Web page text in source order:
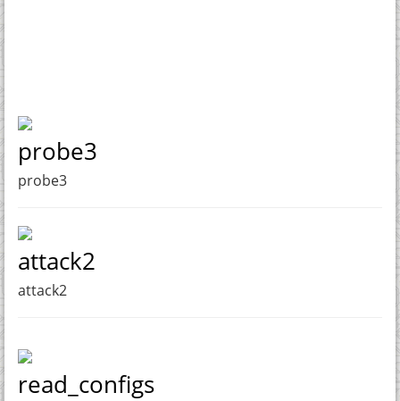
probe3
probe3
attack2
attack2
read_configs